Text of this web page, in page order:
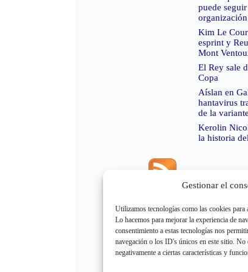
Gestionar el
Utilizamos tecnologías como las cookies
Lo hacemos para mejorar la experiencia de
consentimiento a estas tecnologías nos
navegación o los ID's únicos en este sitio.
negativamente a ciertas características y
puede
Kim Le
esprint y
Mont
El Rey sale
Copa
Aíslan en
hantavirus
de la
Kerolin
la historia
Error de RSS:Retrieved